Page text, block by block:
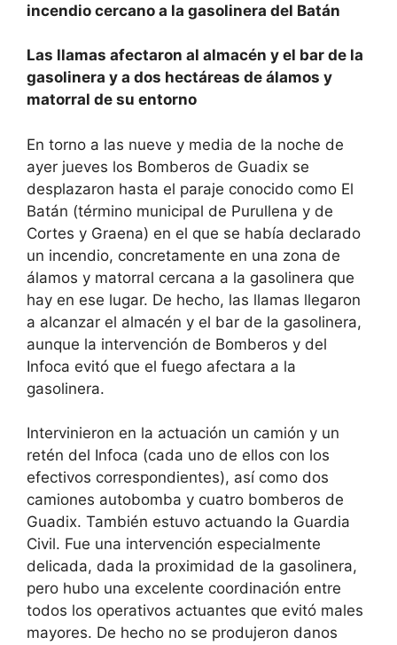
incendio cercano a la gasolinera del Batán
Las llamas afectaron al almacén y el bar de la
gasolinera y a dos hectáreas de álamos y
matorral de su entorno
En torno a las nueve y media de la noche de
ayer jueves los Bomberos de Guadix se
desplazaron hasta el paraje conocido como El
Batán (término municipal de Purullena y de
Cortes y Graena) en el que se había declarado
un incendio, concretamente en una zona de
álamos y matorral cercana a la gasolinera que
hay en ese lugar. De hecho, las llamas llegaron
a alcanzar el almacén y el bar de la gasolinera,
aunque la intervención de Bomberos y del
Infoca evitó que el fuego afectara a la
gasolinera.
Intervinieron en la actuación un camión y un
retén del Infoca (cada uno de ellos con los
efectivos correspondientes), así como dos
camiones autobomba y cuatro bomberos de
Guadix. También estuvo actuando la Guardia
Civil. Fue una intervención especialmente
delicada, dada la proximidad de la gasolinera,
pero hubo una excelente coordinación entre
todos los operativos actuantes que evitó males
mayores. De hecho no se produjeron danos